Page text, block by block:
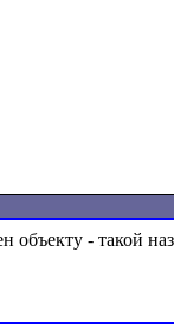
объекту - такой